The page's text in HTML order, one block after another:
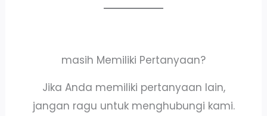
masih Memiliki Pertanyaan?
Jika Anda memiliki pertanyaan lain,
jangan ragu untuk menghubungi kami.